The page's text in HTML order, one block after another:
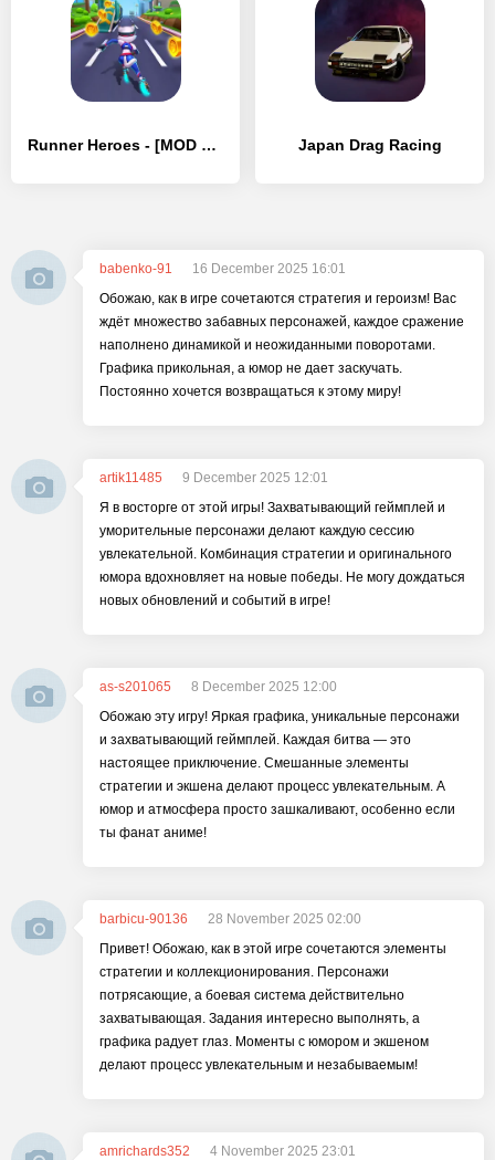
Runner Heroes - [MOD Много монет] Japan Drag Racing
babenko-91
16 December 2025 16:01
Обожаю, как в игре сочетаются стратегия и героизм! Вас
ждёт множество забавных персонажей, каждое сражение
наполнено динамикой и неожиданными поворотами.
Графика прикольная, а юмор не дает заскучать.
Постоянно хочется возвращаться к этому миру!
artik11485
9 December 2025 12:01
Я в восторге от этой игры! Захватывающий геймплей и
уморительные персонажи делают каждую сессию
увлекательной. Комбинация стратегии и оригинального
юмора вдохновляет на новые победы. Не могу дождаться
новых обновлений и событий в игре!
as-s201065
8 December 2025 12:00
Обожаю эту игру! Яркая графика, уникальные персонажи
и захватывающий геймплей. Каждая битва — это
настоящее приключение. Смешанные элементы
стратегии и экшена делают процесс увлекательным. А
юмор и атмосфера просто зашкаливают, особенно если
ты фанат аниме!
barbicu-90136
28 November 2025 02:00
Привет! Обожаю, как в этой игре сочетаются элементы
стратегии и коллекционирования. Персонажи
потрясающие, а боевая система действительно
захватывающая. Задания интересно выполнять, а
графика радует глаз. Моменты с юмором и экшеном
делают процесс увлекательным и незабываемым!
amrichards352
4 November 2025 23:01